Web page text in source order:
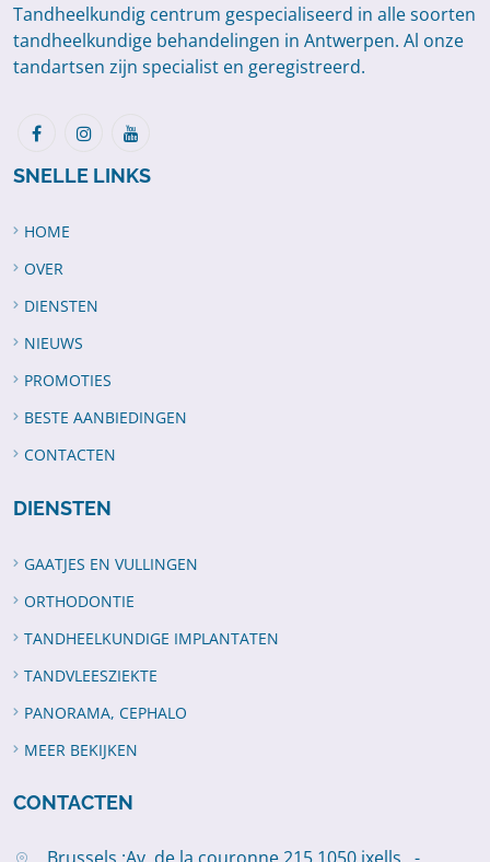
Tandheelkundig centrum gespecialiseerd in alle soorten
tandheelkundige behandelingen in Antwerpen. Al onze
tandartsen zijn specialist en geregistreerd.
SNELLE LINKS
HOME
OVER
DIENSTEN
NIEUWS
PROMOTIES
BESTE AANBIEDINGEN
CONTACTEN
DIENSTEN
GAATJES EN VULLINGEN
ORTHODONTIE
TANDHEELKUNDIGE IMPLANTATEN
TANDVLEESZIEKTE
PANORAMA, CEPHALO
MEER BEKIJKEN
CONTACTEN